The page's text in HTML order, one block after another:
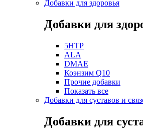
Добавки для здоровья
Добавки для
5HTP
ALA
DMAE
Коэнзим Q10
Прочие добавки
Показать все
Добавки для суставов и
Добавки для